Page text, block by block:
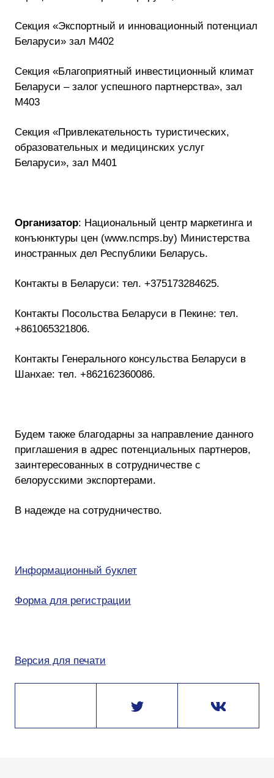
Секция «Экспортный и инновационный потенциал
Беларуси» зал М402
Секция «Благоприятный инвестиционный климат
Беларуси – залог успешного партнерства», зал
М403
Секция «Привлекательность туристических,
образовательных и медицинских услуг
Беларуси», зал М401
Организатор: Национальный центр маркетинга и
конъюнктуры цен (www.ncmps.by) Министерства
иностранных дел Республики Беларусь.
Контакты в Беларуси: тел. +375173284625.
Контакты Посольства Беларуси в Пекине: тел.
+861065321806.
Контакты Генерального консульства Беларуси в
Шанхае: тел. +862162360086.
Будем также благодарны за направление данного
приглашения в адрес потенциальных партнеров,
заинтересованных в сотрудничестве с
белорусскими экспортерами.
В надежде на сотрудничество.
Информационный буклет
Форма для регистрации
Версия для печати